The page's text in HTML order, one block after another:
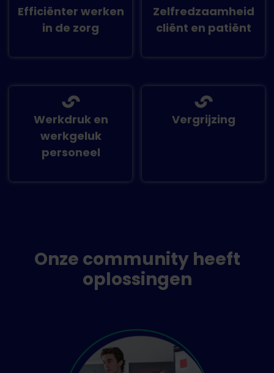
Efficiënter werken
in de zorg
Zelfredzaamheid
cliënt en patiënt
Werkdruk en
werkgeluk
personeel
Vergrijzing
Onze community heeft
oplossingen